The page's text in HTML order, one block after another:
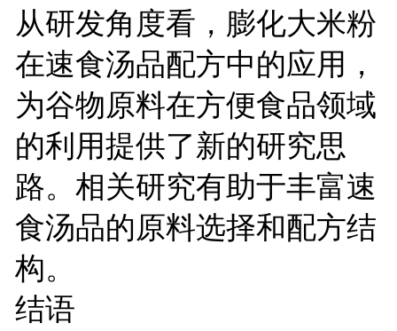
从研发角度看，膨化大米粉
在速食汤品配方中的应用，
为谷物原料在方便食品领域
的利用提供了新的研究思
路。相关研究有助于丰富速
食汤品的原料选择和配方结
构。
结语